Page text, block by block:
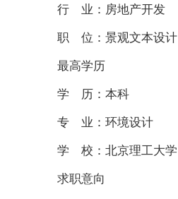
行 业：房地产开发
职 位：景观文本设计
最高学历
学 历：本科
专 业：环境设计
学 校：北京理工大学
求职意向